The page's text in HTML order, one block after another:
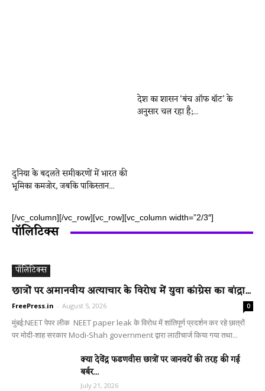
दुनिया के बदलते समीकरणों में भारत की
भूमिका कमजोर, जबकि पाकिस्तान...
देश का शासन ‘बंच ऑफ थॉट’ के
अनुसार चल रहा है;...
[/vc_column][/vc_row][vc_row][vc_column width=”2/3″]
पॉलिटिक्स
पॉलिटिक्स
छात्रों पर अमानवीय अत्याचार के विरोध में युवा कांग्रेस का बांद्रा...
FreePress.in - August 5, 2026 0
मुंबई:NEET पेपर लीक NEET paper leak के विरोध में शांतिपूर्ण प्रदर्शन कर रहे छात्रों
पर मोदी-शाह सरकार Modi-Shah government द्वारा लाठीचार्ज किया गया तथा...
क्या देवेंद्र फडणवीस छात्रों पर जानवरों की तरह की गई
बर्बर...
July 21, 2026